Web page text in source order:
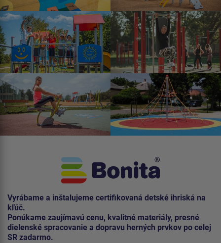
Vyrábame a inštalujeme certifikovaná detské ihriská na
kľúč.
Ponúkame zaujímavú cenu, kvalitné materiály, presné
dielenské spracovanie a dopravu herných prvkov po celej
SR zadarmo.